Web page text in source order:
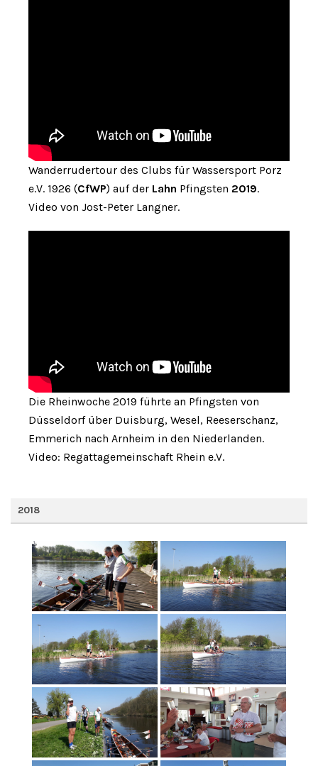
Wanderrudertour des Clubs für Wassersport Porz
e.V. 1926 (CfWP) auf der Lahn Pfingsten 2019.
Video von Jost-Peter Langner.
Die Rheinwoche 2019 führte an Pfingsten von
Düsseldorf über Duisburg, Wesel, Reeserschanz,
Emmerich nach Arnheim in den Niederlanden.
Video: Regattagemeinschaft Rhein e.V.
2018